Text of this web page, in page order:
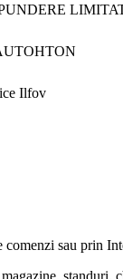
Ilfov
comenzi sau prin
standuri,